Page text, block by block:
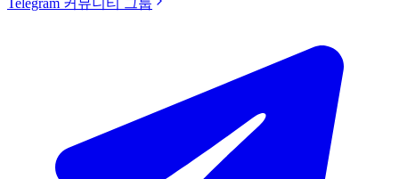
Telegram 커뮤니티 그룹